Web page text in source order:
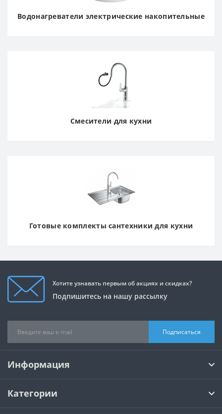
Водонагреватели электрические накопительные
Смесители для кухни
Готовые комплекты сантехники для кухни
Хотите узнавать первым об акциях и скидках?
Подпишитесь на нашу рассылку
Подписаться
Информация
Категории